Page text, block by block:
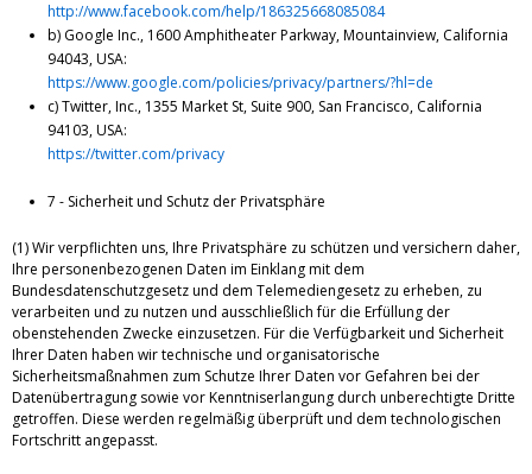
http://www.facebook.com/help/186325668085084
b) Google Inc., 1600 Amphitheater Parkway, Mountainview, California
94043, USA:
https://www.google.com/policies/privacy/partners/?hl=de
c) Twitter, Inc., 1355 Market St, Suite 900, San Francisco, California
94103, USA:
https://twitter.com/privacy
7 - Sicherheit und Schutz der Privatsphäre
(1) Wir verpflichten uns, Ihre Privatsphäre zu schützen und versichern daher,
Ihre personenbezogenen Daten im Einklang mit dem
Bundesdatenschutzgesetz und dem Telemediengesetz zu erheben, zu
verarbeiten und zu nutzen und ausschließlich für die Erfüllung der
obenstehenden Zwecke einzusetzen. Für die Verfügbarkeit und Sicherheit
Ihrer Daten haben wir technische und organisatorische
Sicherheitsmaßnahmen zum Schutze Ihrer Daten vor Gefahren bei der
Datenübertragung sowie vor Kenntniserlangung durch unberechtigte Dritte
getroffen. Diese werden regelmäßig überprüft und dem technologischen
Fortschritt angepasst.